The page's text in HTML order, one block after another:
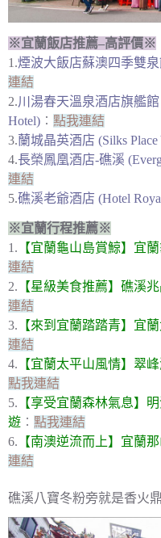
※宜蘭飯店推薦–高評價※
1.煙波大飯店蘇澳四季雙泉
連結
2.川湯春天溫泉酒店旗艦館
Hotel) ︰ 點我連結
3.蘭城晶英酒店 (Silks Place
4.長榮鳳凰酒店-礁溪
連結
5.礁溪老爺酒店 (Hotel
※宜蘭行程推薦※
1. 【宜蘭龜山島賞鯨】宜
連結
2. 【星級美食推薦】礁溪
連結
3. 【來到宜蘭踏踏青】宜
連結
4. 【宜蘭太平山風情】翠
點我連結
5. 【享受宜蘭森林氣息】
遊 ︰ 點我連結
6. 【南澳逆流而上】宜蘭
連結
礁溪八寶冬粉旁就是香火